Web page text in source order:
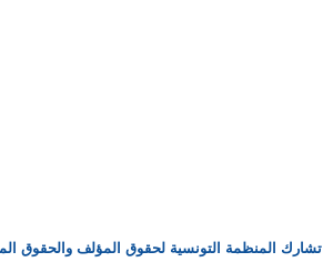
تشارك المنظمة التونسية لحقوق المؤلف والحقوق